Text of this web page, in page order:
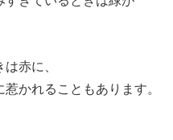
赤に、
かれることもあります。